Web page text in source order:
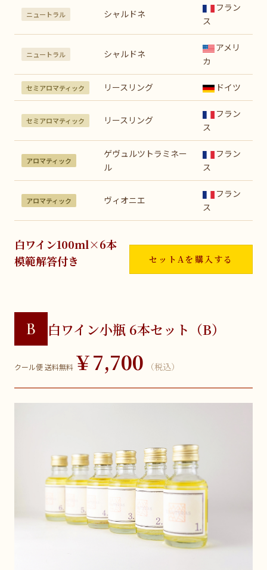
ニュートラル シャルドネ
フラン
ス
ニュートラル シャルドネ
アメリ
カ
セミアロマティック リースリング ドイツ
セミアロマティック リースリング
フラン
ス
アロマティック
ゲヴュルツトラミネー
ル
フラン
ス
アロマティック ヴィオニエ
フラン
ス
白ワイン100ml×6本
模範解答付き
セットAを購入する
B 白ワイン小瓶 6本セット（B）
クール便 送料無料 ￥7,700 （税込）